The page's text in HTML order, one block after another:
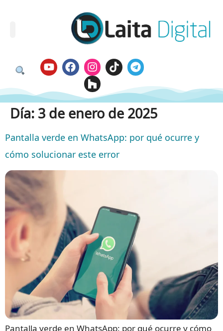
Día: 3 de enero de 2025
Pantalla verde en WhatsApp: por qué ocurre y
cómo solucionar este error
Pantalla verde en WhatsApp: por qué ocurre y cómo